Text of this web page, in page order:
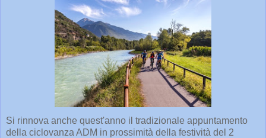
Si rinnova anche quest'anno il tradizionale appuntamento
della ciclovanza ADM in prossimità della festività del 2